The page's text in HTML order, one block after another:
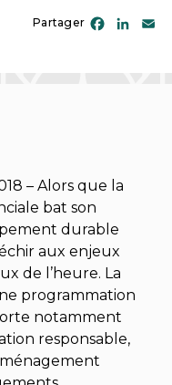
– Alors que la
bat son
durable
aux enjeux
de l’heure. La
programmation
notamment
responsable,
Partager